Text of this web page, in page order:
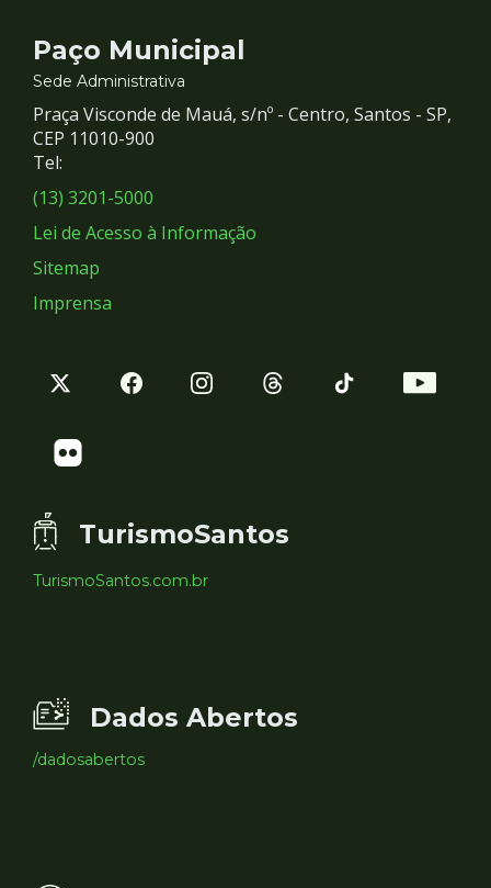
Contato
e
Redes
Sociais
Paço Municipal
Sede Administrativa
Praça Visconde de Mauá, s/nº - Centro, Santos - SP,
CEP 11010-900
Tel:
(13) 3201-5000
Lei de Acesso à Informação
Sitemap
Imprensa
TurismoSantos
TurismoSantos.com.br
Dados Abertos
/dadosabertos